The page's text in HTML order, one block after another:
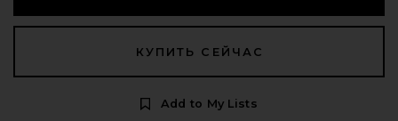
КУПИТЬ СЕЙЧАС
Add to My Lists